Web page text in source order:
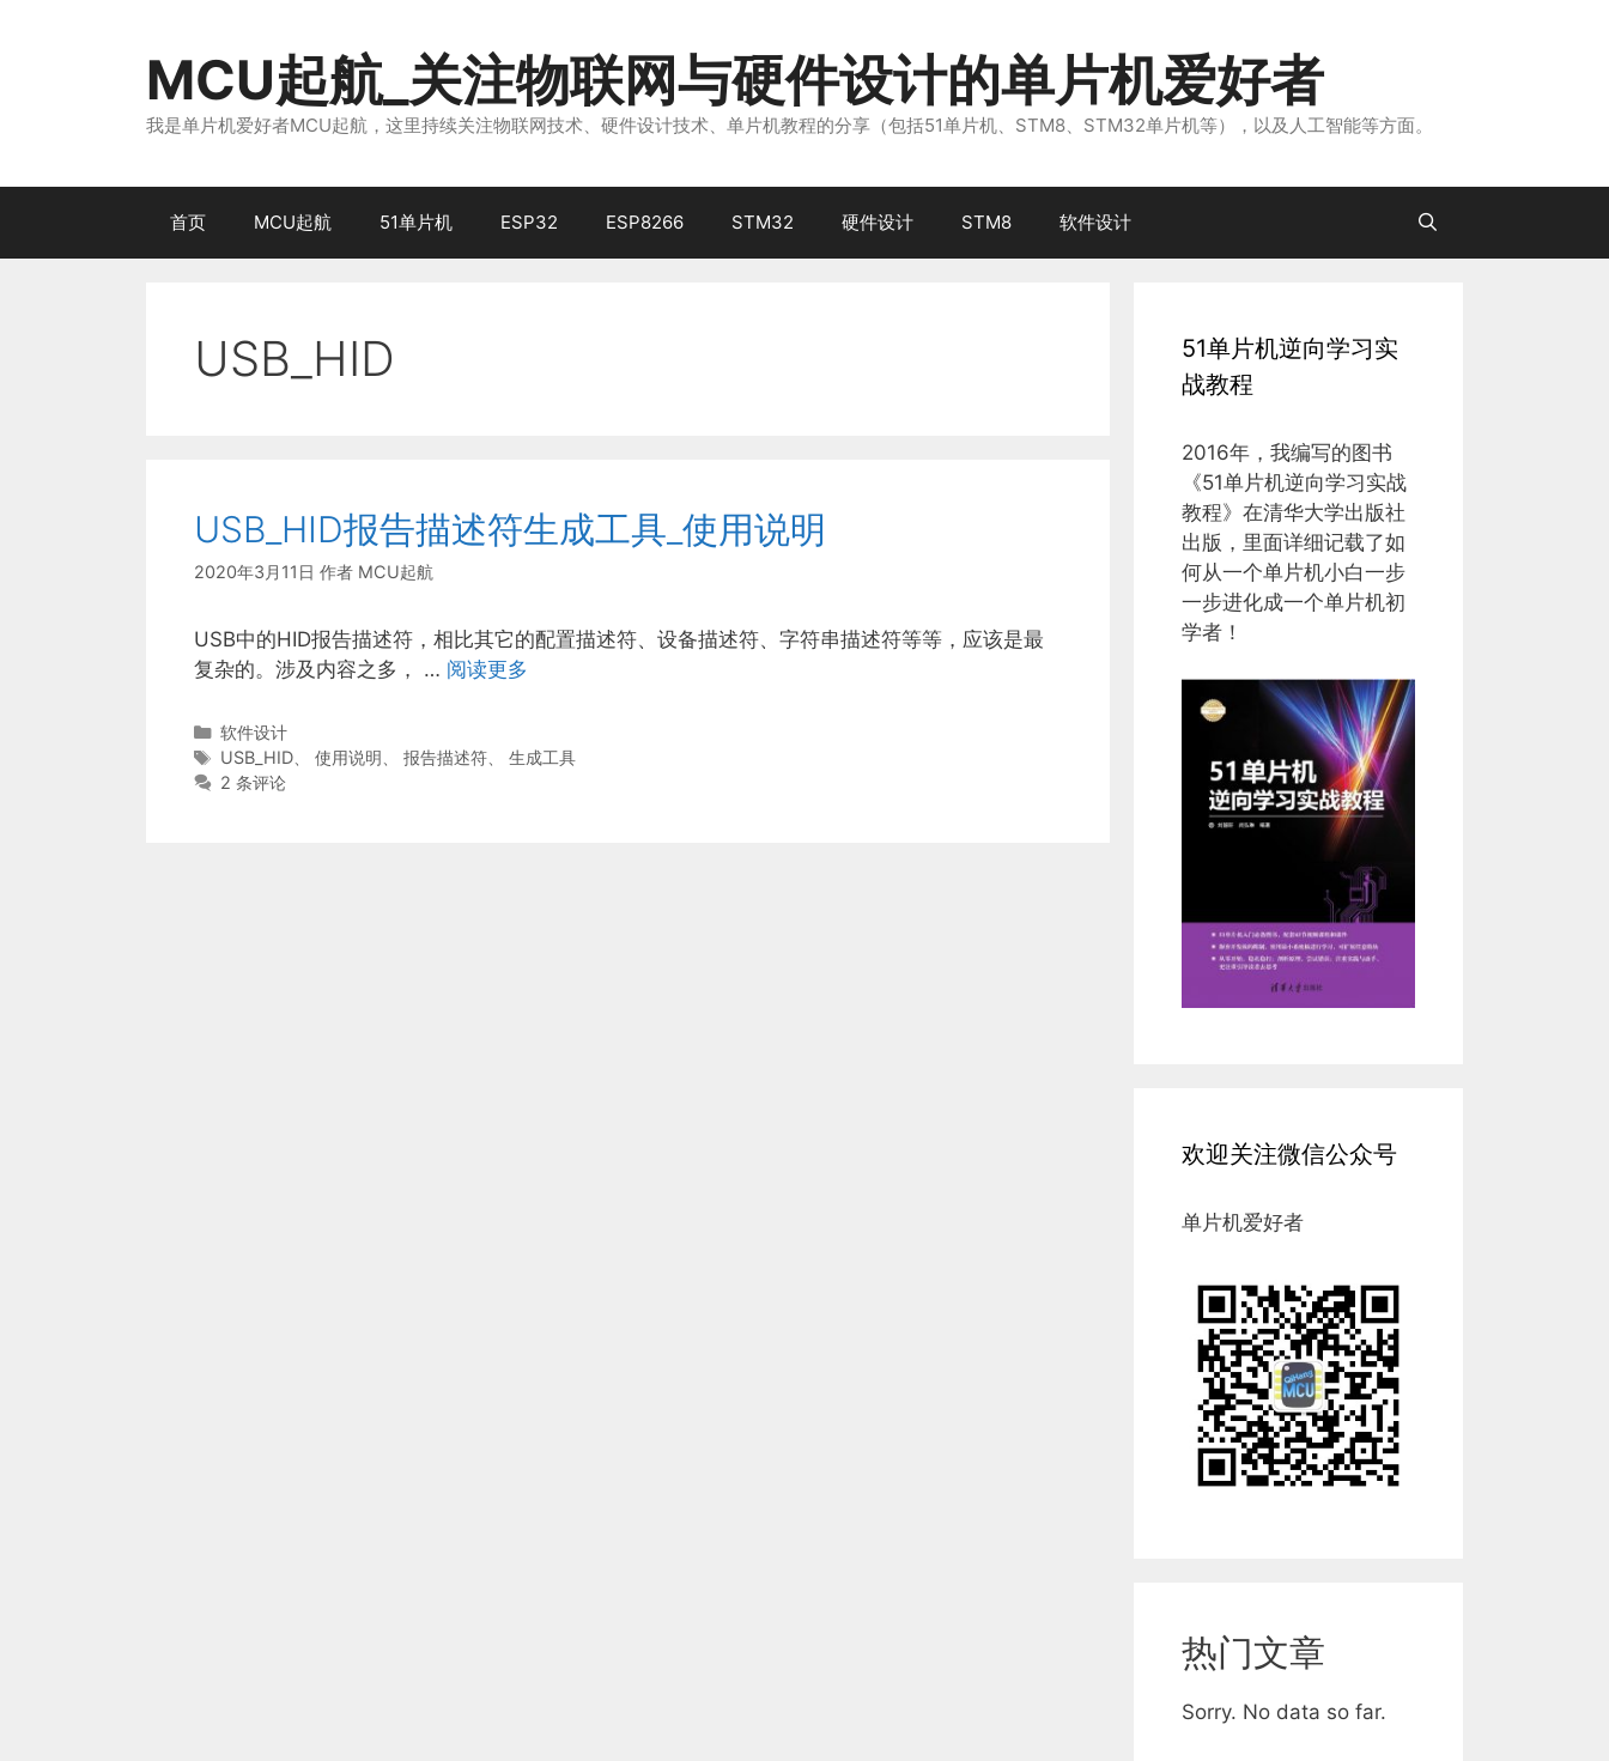
MCU起航_关注物联网与硬件设计的单片机爱好者
我是单片机爱好者MCU起航，这里持续关注物联网技术、硬件设计技术、单片机教程的分享（包括51单片机、STM8、STM32单片机等），以及人工智能等方面。
首页 MCU起航 51单片机 ESP32 ESP8266 STM32 硬件设计 STM8 软件设计
USB_HID
USB_HID报告描述符生成工具_使用说明
2020年3月11日 作者 MCU起航
USB中的HID报告描述符，相比其它的配置描述符、设备描述符、字符串描述符等等，应该是最
复杂的。涉及内容之多， … 阅读更多
分
类
软件设计
标
签
USB_HID、 使用说明 报告描述符、 生成工具
2 条评论
51单片机逆向学习实
战教程
2016年，我编写的图书
《51单片机逆向学习实战
教程》在清华大学出版社
出版，里面详细记载了如
何从一个单片机小白一步
一步进化成一个单片机初
学者！
欢迎关注微信公众号
单片机爱好者
热门文章
Sorry. No data so far.